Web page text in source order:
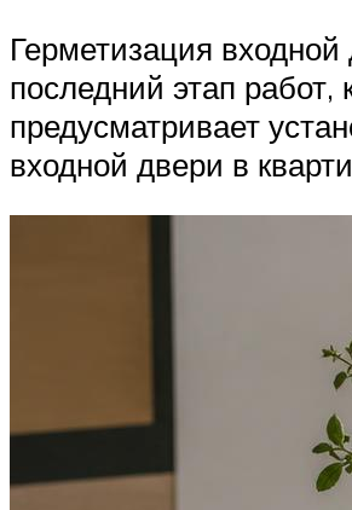
Герметизация входной
последний этап работ,
предусматривает
входной двери в